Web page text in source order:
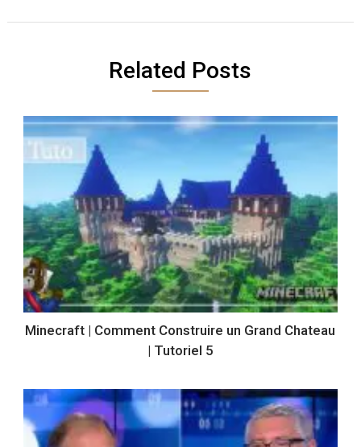
Related Posts
Minecraft | Comment Construire un Grand Chateau
| Tutoriel 5